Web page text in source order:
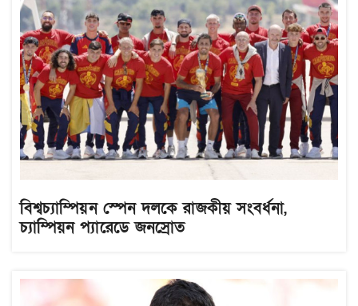
বিশ্বচ্যাম্পিয়ন স্পেন দলকে রাজকীয় সংবর্ধনা,
চ্যাম্পিয়ন প্যারেডে জনস্রোত